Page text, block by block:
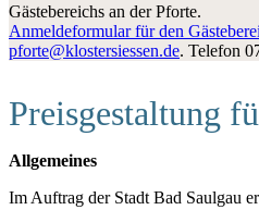
Gästebereichs an der Pforte.
Anmeldeformular für den
pforte@klostersiessen.de. Telefon
Preisgestaltung
Allgemeines
Im Auftrag der Stadt Bad Saulgau